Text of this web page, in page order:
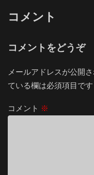
コメント
コメントをどうぞ
メールアドレスが公開
ている欄は必須項目です
コメント ※